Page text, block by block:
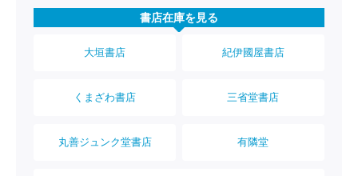
書店在庫を見る
大垣書店 紀伊國屋書店
くまざわ書店 三省堂書店
丸善ジュンク堂書店 有隣堂